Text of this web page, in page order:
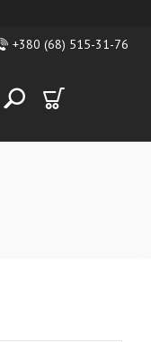
+380 (68) 515-31-76